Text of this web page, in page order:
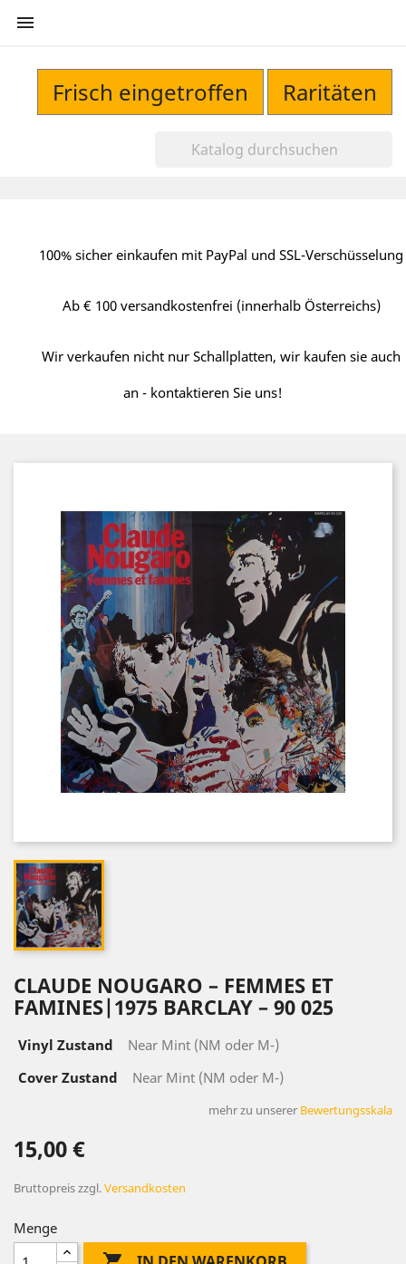

Frisch eingetroffen Raritäten
100% sicher einkaufen mit PayPal und SSL-Verschüsselung
Ab € 100 versandkostenfrei (innerhalb Österreichs)
Wir verkaufen nicht nur Schallplatten, wir kaufen sie auch
an - kontaktieren Sie uns!
CLAUDE NOUGARO – FEMMES ET
FAMINES|1975 BARCLAY – 90 025
Vinyl Zustand
Near Mint (NM oder M-)
Cover Zustand
Near Mint (NM oder M-)
mehr zu unserer Bewertungsskala
15,00 €
Bruttopreiszzgl.Versandkosten
Menge